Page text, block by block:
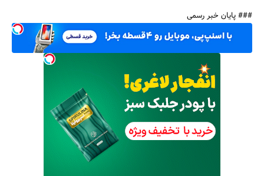
### پایان خبر رسمی